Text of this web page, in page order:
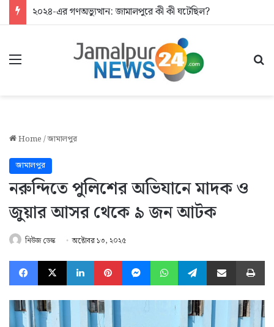
২০২৪-এর গণঅভ্যুত্থান: জামালপুরে কী কী ঘটেছিল?
Menu
Home/জামালপুর
জামালপুর
নরুন্দিতে পুলিশের অভিযানে মাদক ও
জুয়ার আসর থেকে ৯ জন আটক
নিউজ ডেস্ক অক্টোবর ১৩, ২০২৫
Facebook
X LinkedInPinterestMessengerWhatsAppTelegramShare via Email